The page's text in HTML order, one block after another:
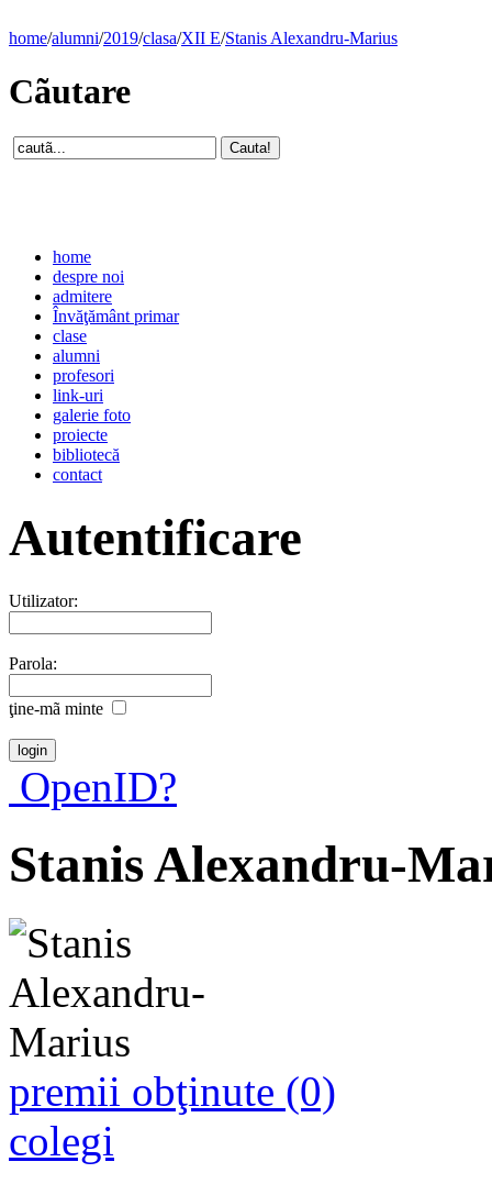
home/alumni/2019/clasa/XII E/Stanis Alexandru-Marius
Cãutare
home
despre noi
admitere
Învăţământ primar
clase
alumni
profesori
link-uri
galerie foto
proiecte
bibliotecă
contact
Autentificare
Utilizator:
Parola:
ţine-mã minte
OpenID?
Stanis Alexandru-
premii obţinute (0)
colegi